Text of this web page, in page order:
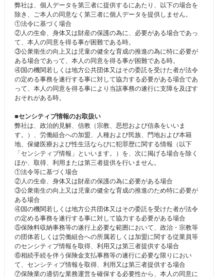
弊社は、個人データを第三者に提供するにあたり、以下の場合を
除き、ご本人の同意なく第三者に個人データを提供しません。
①法令に基づく場合
②人の生命、身体又は財産の保護の為に、必要がある場合であっ
て、本人の同意を得る事が困難である時。
③公衆衛生の向上又は児童の健全な育成の推進の為に特に必要が
ある場合であって、本人の同意を得る事が困難である時。
④国の機関若しくは地方公共団体又はその委託を受けた者が法令
の定める事務を遂行する事に対して協力する必要がある場合であ
って、本人の同意を得る事により当該事務の遂行に支障を及ぼす
おそれがある時。
■センシティブ情報のお取扱い
弊社は、政治的見解、信教（宗教、思想および信条をいいま
す。）、労働組合への加盟、人種および民族、門地および本籍
地、保健医療および性生活ならびに犯罪歴に関する情報（以下
「センシティブ情報」といいます。）を、次に掲げる場合を除く
ほか、取得、利用または第三者提供を行いません。
①法令等に基づく場合
②人の生命、身体又は財産の保護の為に必要がある場合
③公衆衛生の向上又は児童の健全な育成の推進のため特に必要が
ある場合
④国の機関若しくは地方公共団体又はその委託を受けた者が法令
の定める事務を遂行する事に対して協力する必要がある場合
⑤保険料収納事務等の遂行上必要な範囲において、政治・宗教等
の団体若しくは労働組合への所属若しくは加盟に関する従業員等
のセンシティブ情報を取得、利用又は第三者提供する場合
⑥相続手続を伴う保険金支払事務等の遂行に必要な限りにおい
て、センシティブ情報を取得、利用又は第三者提供する場合
⑦保険業の適切な業務運営を確保する必要性から、本人の同意に